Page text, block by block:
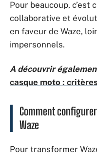
Pour beaucoup, c’est
collaborative et
en faveur de Waze,
impersonnels.
A découvrir
casque moto :
Comment
Waze
Pour transformer